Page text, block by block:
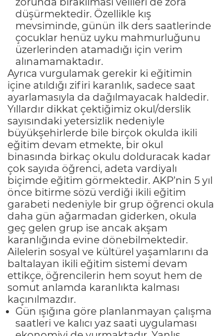
düşürmektedir. Özellikle kış
mevsiminde, günün ilk ders saatlerinde
çocuklar henüz uyku mahmurluğunu
üzerlerinden atamadığı için verim
alınamamaktadır.
Ayrıca vurgulamak gerekir ki eğitimin
içine atıldığı zifiri karanlık, sadece saat
ayarlamasıyla da dağılmayacak haldedir.
Yıllardır dikkat çektiğimiz okul/derslik
sayısındaki yetersizlik nedeniyle
büyükşehirlerde bile birçok okulda ikili
eğitim devam etmekte, bir okul
binasında birkaç okulu dolduracak kadar
çok sayıda öğrenci, adeta vardiyalı
biçimde eğitim görmektedir. AKP’nin 5 yıl
önce bitirme sözü verdiği ikili eğitim
garabeti nedeniyle bir grup öğrenci okula
daha gün ağarmadan giderken, okula
geç gelen grup ise ancak akşam
karanlığında evine dönebilmektedir.
Ailelerin sosyal ve kültürel yaşamlarını da
baltalayan ikili eğitim sistemi devam
ettikçe, öğrencilerin hem soyut hem de
somut anlamda karanlıkta kalması
kaçınılmazdır.
Gün ışığına göre planlanmayan çalışma
saatleri ve kalıcı yaz saati uygulaması